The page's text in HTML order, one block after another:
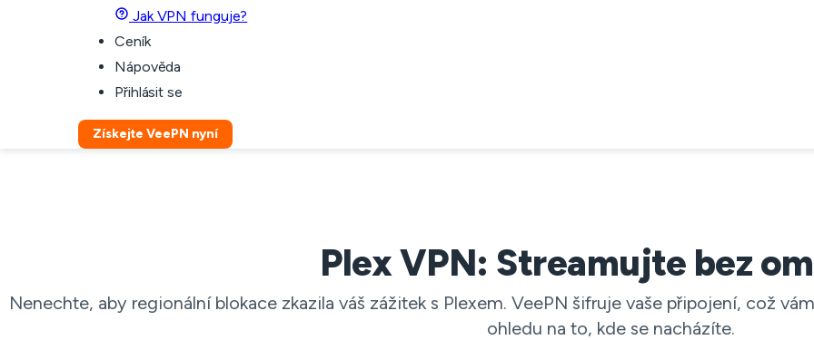
Jak VPN funguje?
Ceník
Nápověda
Přihlásit se
Získejte VeePN nyní
Plex VPN: Streamujte bez
Nenechte, aby regionální blokace zkazila váš zážitek s Plexem. VeePN šifruje vaše připojení, což
ohledu na to, kde se nacházíte.